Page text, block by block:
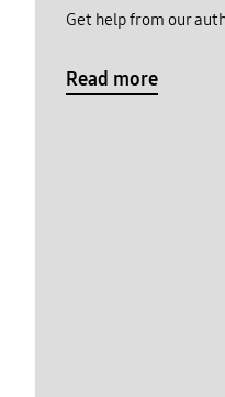
Get help from our
Read more